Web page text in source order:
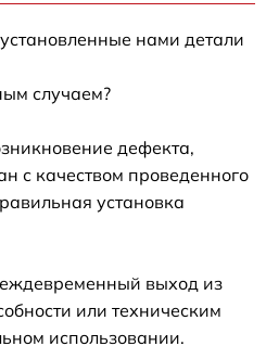
нами детали
случаем?
дефекта,
с качеством проведенного
установка
выход из
или техническим
использовании.